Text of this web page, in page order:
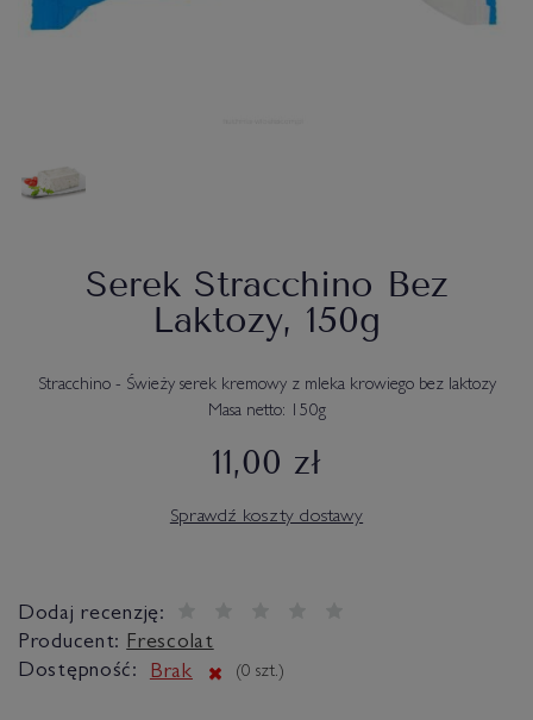
Serek Stracchino Bez
Laktozy, 150g
Stracchino - Świeży serek kremowy z mleka krowiego bez laktozy
Masa netto: 150g
11,00 zł
Sprawdź koszty dostawy
Dodaj recenzję:
Producent: Frescolat
Dostępność:
Brak (0 szt.)